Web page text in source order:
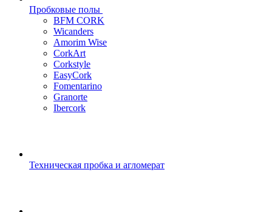
Пробковые полы
BFM CORK
Wicanders
Amorim Wise
CorkArt
Corkstyle
EasyCork
Fomentarino
Granorte
Ibercork
Техническая пробка и агломерат